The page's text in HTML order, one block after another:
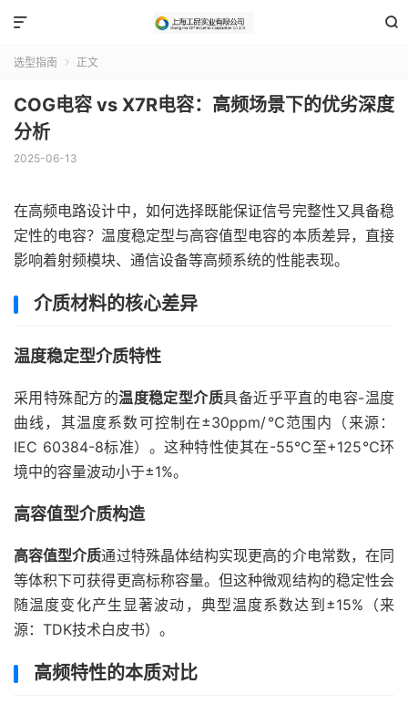


选型指南  正文
COG电容 vs X7R电容：高频场景下的优劣深度
分析
2025-06-13
在高频电路设计中，如何选择既能保证信号完整性又具备稳
定性的电容？温度稳定型与高容值型电容的本质差异，直接
影响着射频模块、通信设备等高频系统的性能表现。
介质材料的核心差异
温度稳定型介质特性
采用特殊配方的温度稳定型介质具备近乎平直的电容-温度
曲线，其温度系数可控制在±30ppm/℃范围内（来源：
IEC 60384-8标准）。这种特性使其在-55℃至+125℃环
境中的容量波动小于±1%。
高容值型介质构造
高容值型介质通过特殊晶体结构实现更高的介电常数，在同
等体积下可获得更高标称容量。但这种微观结构的稳定性会
随温度变化产生显著波动，典型温度系数达到±15%（来
源：TDK技术白皮书）。
高频特性的本质对比